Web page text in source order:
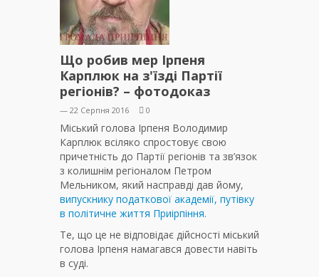
Що робив мер Ірпеня
Карплюк на з'їзді Партії
регіонів? – фотодоказ
— 22 Серпня 2016 0
Міський голова Ірпеня Володимир
Карплюк всіляко спростовує свою
причетність до Партії регіонів та зв’язок
з колишнім регіоналом Петром
Мельником, який насправді дав йому,
випускнику податкової академії, путівку
в політичне життя Приірпіння.
Те, що це не відповідає дійсності міський
голова Ірпеня намагався довести навіть
в суді.